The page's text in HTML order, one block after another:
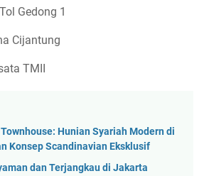
Gedong 1
Cijantung
TMII
Hunian Syariah Modern di
Konsep Scandinavian Eksklusif
dan Terjangkau di Jakarta